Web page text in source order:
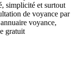
simplicité et surtout
de voyance par
voyance,
gratuit